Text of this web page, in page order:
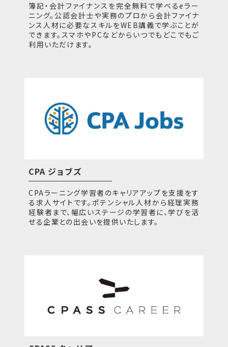
簿記・会計ファイナンスを完全無料で学べるeラー
ニング。公認会計士や実務のプロから会計ファイナ
ンス人材に必要なスキルをWEB講義で学ぶことが
できます。スマホやPCなどからいつでもどこでもご
利用いただけます。
CPA ジョブズ
CPAラーニング学習者のキャリアアップを支援をす
る求人サイトです。ポテンシャル人材から経理実務
経験者まで、幅広いステージの学習者に、学びを活
せる企業との出会いを提供いたします。